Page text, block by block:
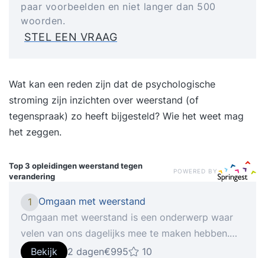
paar voorbeelden en niet langer dan 500
woorden.
STEL EEN VRAAG
Wat kan een reden zijn dat de psychologische
stroming zijn inzichten over weerstand (of
tegenspraak) zo heeft bijgesteld? Wie het weet mag
het zeggen.
Top 3 opleidingenweerstand tegen
verandering
POWERED BY
1
Omgaan met weerstand
Omgaan met weerstand is een onderwerp waar
velen van ons dagelijks mee te maken hebben.
Werk je in een team of met mensen? Dan heb je
Bekijk 2 dagen€995 10